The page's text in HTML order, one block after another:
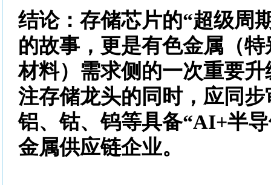
结论：存储芯片的“超级周
的故事，更是有色金属（
材料）需求侧的一次重要
注存储龙头的同时，应同
铝、钴、钨等具备“AI+半
金属供应链企业。